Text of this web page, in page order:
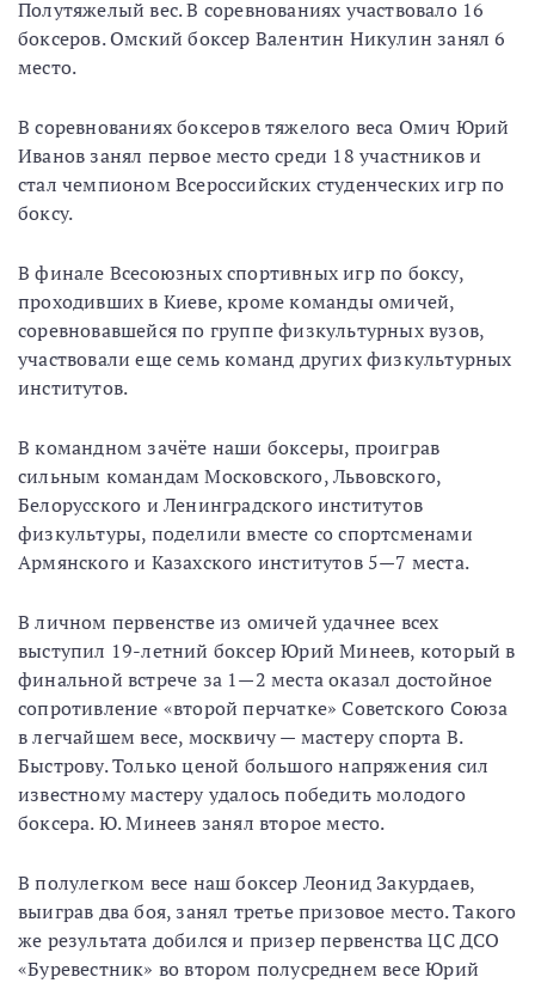
Полутяжелый вес. В соревнованиях участвовало 16
боксеров. Омский боксер Валентин Никулин занял 6
место.
В соревнованиях боксеров тяжелого веса Омич Юрий
Иванов занял первое место среди 18 участников и
стал чемпионом Всероссийских студенческих игр по
боксу.
В финале Всесоюзных спортивных игр по боксу,
проходивших в Киеве, кроме команды омичей,
соревновавшейся по группе физкультурных вузов,
участвовали еще семь команд других физкультурных
институтов.
В командном зачёте наши боксеры, проиграв
сильным командам Московского, Львовского,
Белорусского и Ленинградского институтов
физкультуры, поделили вместе со спортсменами
Армянского и Казахского институтов 5—7 места.
В личном первенстве из омичей удачнее всех
выступил 19-летний боксер Юрий Минеев, который в
финальной встрече за 1—2 места оказал достойное
сопротивление «второй перчатке» Советского Союза
в легчайшем весе, москвичу — мастеру спорта В.
Быстрову. Только ценой большого напряжения сил
известному мастеру удалось победить молодого
боксера. Ю. Минеев занял второе место.
В полулегком весе наш боксер Леонид Закурдаев,
выиграв два боя, занял третье призовое место. Такого
же результата добился и призер первенства ЦС ДСО
«Буревестник» во втором полусреднем весе Юрий